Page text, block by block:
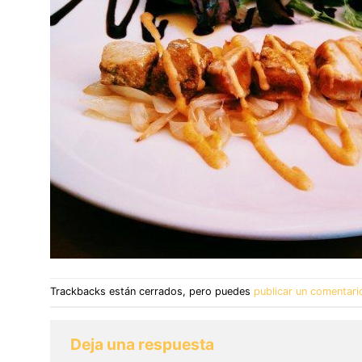
Trackbacks están cerrados, pero puedes publicar un
Deja una respuesta